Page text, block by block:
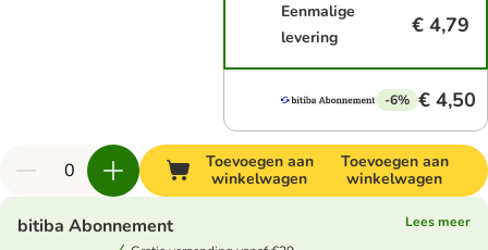
Eenmalige
levering
€ 4,79
-6% € 4,50
Toevoegen aan
winkelwagen
Toevoegen aan
winkelwagen
bitiba Abonnement
Lees meer